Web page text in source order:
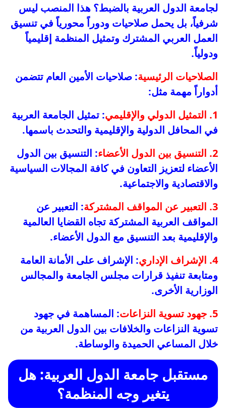
لجامعة الدول العربية بالضبط؟ هذا المنصب ليس
شرفياً، بل يحمل صلاحيات ودوراً محورياً في تنسيق
العمل العربي المشترك وتمثيل المنظمة إقليمياً
ودولياً.
الصلاحيات الرئيسية: صلاحيات الأمين العام تتضمن
أدواراً مهمة مثل:
1. التمثيل الدولي والإقليمي
: تمثيل الجامعة العربية
في المحافل الدولية والإقليمية والتحدث باسمها.
2. التنسيق بين الدول الأعضاء
: التنسيق بين الدول
الأعضاء لتعزيز التعاون في كافة المجالات السياسية
والاقتصادية والاجتماعية.
3. التعبير عن المواقف المشتركة
: التعبير عن
المواقف العربية المشتركة تجاه القضايا العالمية
والإقليمية بعد التنسيق مع الدول الأعضاء.
4. الإشراف الإداري
: الإشراف على الأمانة العامة
ومتابعة تنفيذ قرارات مجلس الجامعة والمجالس
الوزارية الأخرى.
5. جهود تسوية النزاعات
: المساهمة في جهود
تسوية النزاعات والخلافات بين الدول العربية من
خلال المساعي الحميدة والوساطة.
مستقبل جامعة الدول العربية: هل
يتغير وجه المنظمة؟